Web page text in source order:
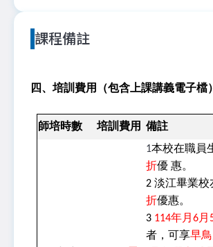
課程備註
四、培訓費用（包含上課講義電子檔）
師培時數 培訓費用 備註
1本校在職員
折優 惠。
2 淡江畢業校
折優惠。
3 114年月6月
者，可享早